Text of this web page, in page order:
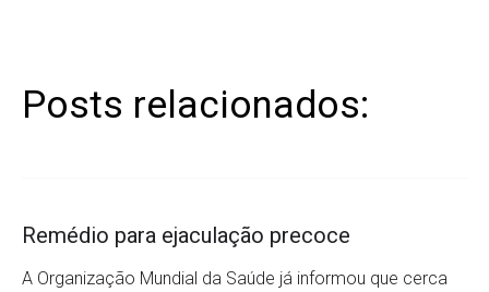
Posts relacionados:
Remédio para ejaculação precoce
A Organização Mundial da Saúde já informou que cerca